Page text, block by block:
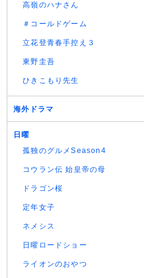
高嶺のハナさん
＃コールドゲーム
立花登青春手控え３
東野圭吾
ひきこもり先生
海外ドラマ
日曜
孤独のグルメSeason4
コウラン伝 始皇帝の母
ドラゴン桜
定年女子
ネメシス
日曜ロードショー
ライオンのおやつ